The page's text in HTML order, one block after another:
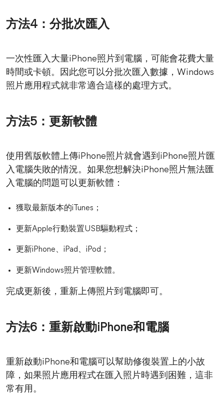
方法4：分批次匯入
一次性匯入大量iPhone照片到電腦，可能會花費大量
時間或卡頓。因此您可以分批次匯入數據，Windows
照片應用程式就非常適合這樣的處理方式。
方法5：更新軟體
使用舊版軟體上傳iPhone照片就會遇到iPhone照片匯
入電腦失敗的情況。如果您想解決iPhone照片無法匯
入電腦的問題可以更新軟體：
獲取最新版本的iTunes；
更新Apple行動裝置USB驅動程式；
更新iPhone、iPad、iPod；
更新Windows照片管理軟體。
完成更新後，重新上傳照片到電腦即可。
方法6：重新啟動iPhone和電腦
重新啟動iPhone和電腦可以幫助修復裝置上的小故
障，如果照片應用程式在匯入照片時遇到困難，這非
常有用。